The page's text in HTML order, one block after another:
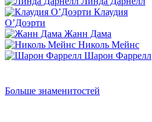
Клаудия
О’Доэрти
Жанн Дама
Николь Мейнс
Шарон Фаррелл
Больше знаменитостей